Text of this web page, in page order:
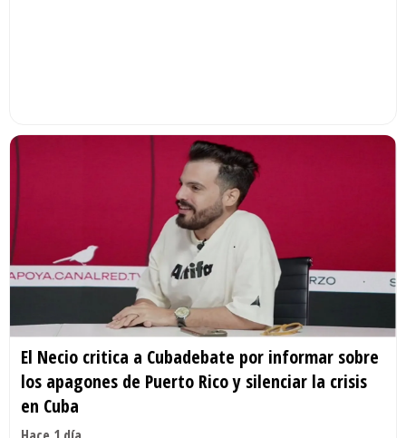
El Necio critica a Cubadebate por informar sobre
los apagones de Puerto Rico y silenciar la crisis
en Cuba